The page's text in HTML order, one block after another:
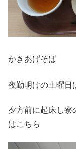
かきあげそば
夜勤明けの土曜日
夕方前に起床し寮
はこちら